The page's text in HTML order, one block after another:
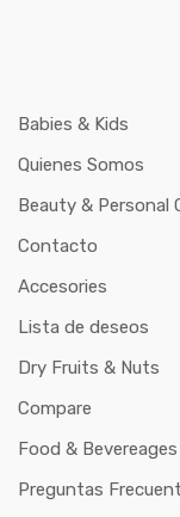
Babies & Kids
Quienes Somos
Beauty & Personal
Contacto
Accesories
Lista de deseos
Dry Fruits & Nuts
Compare
Food & Bevereages
Preguntas